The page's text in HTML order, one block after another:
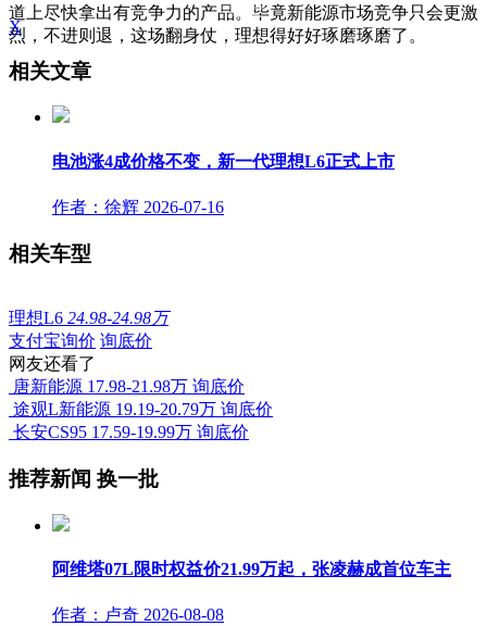
道上尽快拿出有竞争力的产品。毕竟新能源市场竞争只会更激
烈，不进则退，这场翻身仗，理想得好好琢磨琢磨了。
X
相关文章
电池涨4成价格不变，新一代理想L6正式上市
作者：徐辉 2026-07-16
相关车型
理想L6 24.98-24.98万
支付宝询价 询底价
网友还看了
唐新能源 17.98-21.98万 询底价
途观L新能源 19.19-20.79万 询底价
长安CS95 17.59-19.99万 询底价
推荐新闻 换一批
阿维塔07L限时权益价21.99万起，张凌赫成首位车主
作者：卢奇 2026-08-08